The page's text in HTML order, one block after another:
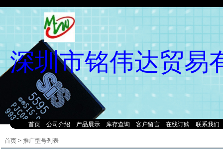
首页 公司介绍 产品展示 库存查询 客户留言 在线订购 联系我们
深圳市铭伟达贸易
首页 > 推广型号列表